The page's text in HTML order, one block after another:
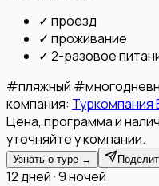
✓ проезд
✓ проживание
✓ 2-разовое
#пляжный #
компания: Туркомпания
Цена, программа и
уточняйте у компании.
Узнать о туре →
12 дней · 9 ночей